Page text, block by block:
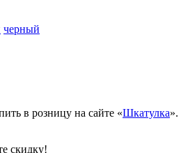
черный
в розницу на сайте «Шкатулка».
скидку!